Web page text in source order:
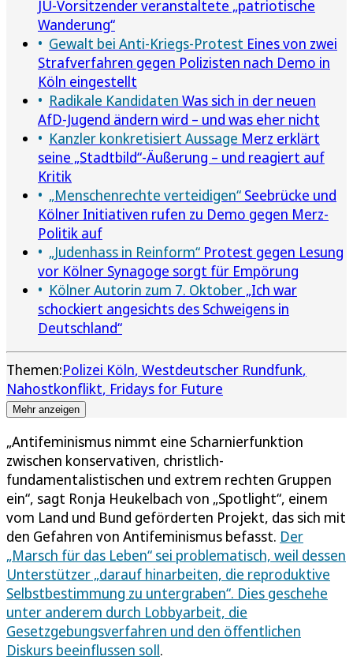
JU-Vorsitzender veranstaltete „patriotische
Wanderung“
Gewalt bei Anti-Kriegs-Protest Eines von zwei
Strafverfahren gegen Polizisten nach Demo in
Köln eingestellt
Radikale Kandidaten Was sich in der neuen
AfD-Jugend ändern wird – und was eher nicht
Kanzler konkretisiert Aussage Merz erklärt
seine „Stadtbild“-Äußerung – und reagiert auf
Kritik
„Menschenrechte verteidigen“ Seebrücke und
Kölner Initiativen rufen zu Demo gegen Merz-
Politik auf
„Judenhass in Reinform“ Protest gegen Lesung
vor Kölner Synagoge sorgt für Empörung
Kölner Autorin zum 7. Oktober „Ich war
schockiert angesichts des Schweigens in
Deutschland“
Themen:Polizei Köln Westdeutscher Rundfunk
Nahostkonflikt Fridays for Future
Mehr anzeigen
„Antifeminismus nimmt eine Scharnierfunktion
zwischen konservativen, christlich-
fundamentalistischen und extrem rechten Gruppen
ein“, sagt Ronja Heukelbach von „Spotlight“, einem
vom Land und Bund geförderten Projekt, das sich mit
den Gefahren von Antifeminismus befasst. Der
„Marsch für das Leben“ sei problematisch, weil dessen
Unterstützer „darauf hinarbeiten, die reproduktive
Selbstbestimmung zu untergraben“. Dies geschehe
unter anderem durch Lobbyarbeit, die
Gesetzgebungsverfahren und den öffentlichen
Diskurs beeinflussen soll.